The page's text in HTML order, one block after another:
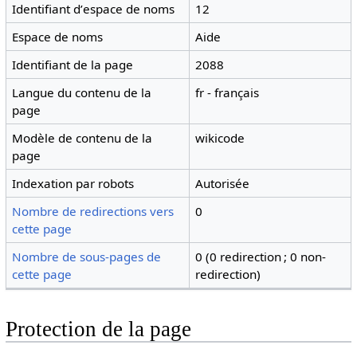
Identifiant dʼespace de noms
12
Espace de noms
Aide
Identifiant de la page
2088
Langue du contenu de la
page
fr - français
Modèle de contenu de la
page
wikicode
Indexation par robots
Autorisée
Nombre de redirections vers
cette page
0
Nombre de sous-pages de
cette page
0 (0 redirection ; 0 non-
redirection)
Protection de la page